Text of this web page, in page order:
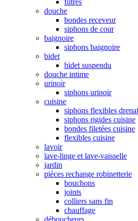
douche
bondes receveur
siphons de cour
baignoire
siphons baignoire
bidet
bidet suspendu
douche intime
urinoir
siphons urinoir
cuisine
siphons flexibles
siphons rigides cuisine
bondes filetées cuisine
flexibles cuisine
lavoir
lave-linge et lave-vaisselle
jardin
pièces rechange robinetterie
bouchons
joints
colliers sans fin
chauffage
déboucheurs